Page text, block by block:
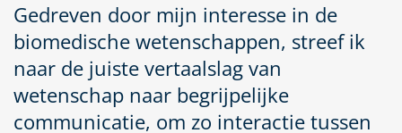
Gedreven door mijn interesse in de
biomedische wetenschappen, streef ik
naar de juiste vertaalslag van
wetenschap naar begrijpelijke
communicatie, om zo interactie tussen